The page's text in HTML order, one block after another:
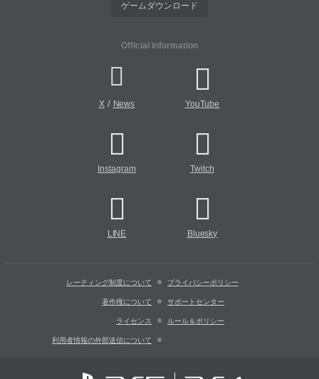
ゲームダウンロード
Official Information
X/ News YouTube
Instagram Twitch
LINE Bluesky
レーティング制度について プライバシーポリシー
著作権について サポートセンター
ライセンス ルール＆ポリシー
利用者情報の外部送信について